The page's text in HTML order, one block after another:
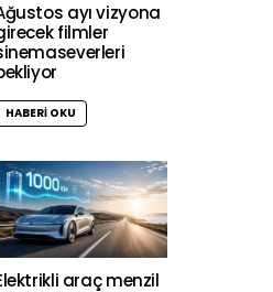
ayı vizyona
filmler
HABERI OKU
araç menzil